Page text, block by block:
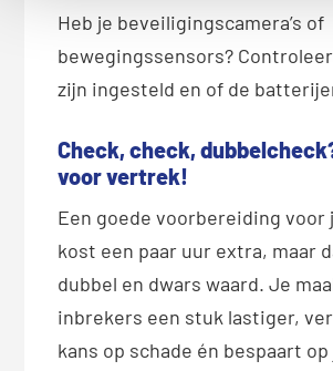
Heb je beveiligingscamera’s of
bewegingssensors?
zijn ingesteld en of de
Check, check,
voor vertrek!
Een goede voorbereiding voor
kost een paar uur extra, maar
dubbel en dwars waard. Je
inbrekers een stuk lastiger,
kans op schade én bespaart op